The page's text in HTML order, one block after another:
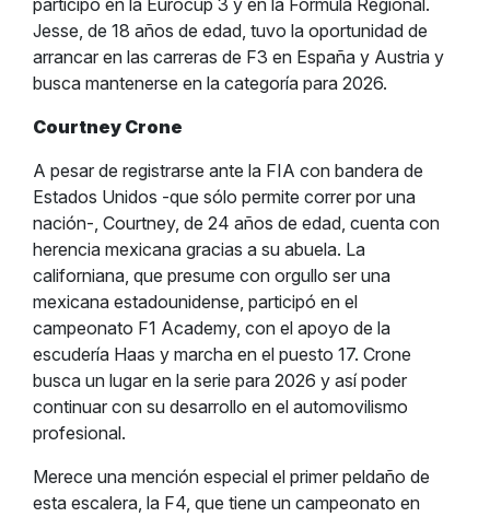
participó en la Eurocup 3 y en la Fórmula Regional.
Jesse, de 18 años de edad, tuvo la oportunidad de
arrancar en las carreras de F3 en España y Austria y
busca mantenerse en la categoría para 2026.
Courtney Crone
A pesar de registrarse ante la FIA con bandera de
Estados Unidos -que sólo permite correr por una
nación-, Courtney, de 24 años de edad, cuenta con
herencia mexicana gracias a su abuela. La
californiana, que presume con orgullo ser una
mexicana estadounidense, participó en el
campeonato F1 Academy, con el apoyo de la
escudería Haas y marcha en el puesto 17. Crone
busca un lugar en la serie para 2026 y así poder
continuar con su desarrollo en el automovilismo
profesional.
Merece una mención especial el primer peldaño de
esta escalera, la F4, que tiene un campeonato en